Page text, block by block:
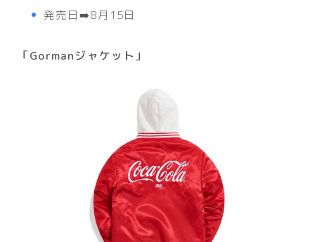
発売日➡️8月15日
「Gormanジャケット」